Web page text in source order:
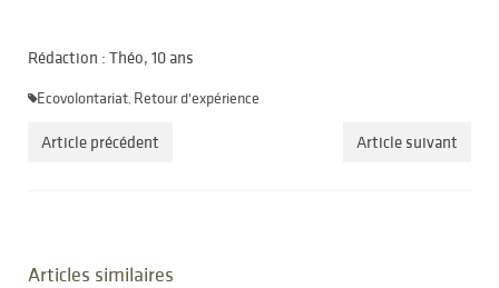
Rédaction : Théo, 10 ans
Ecovolontariat, Retour d'expérience
Article précédent Article suivant
Articles similaires